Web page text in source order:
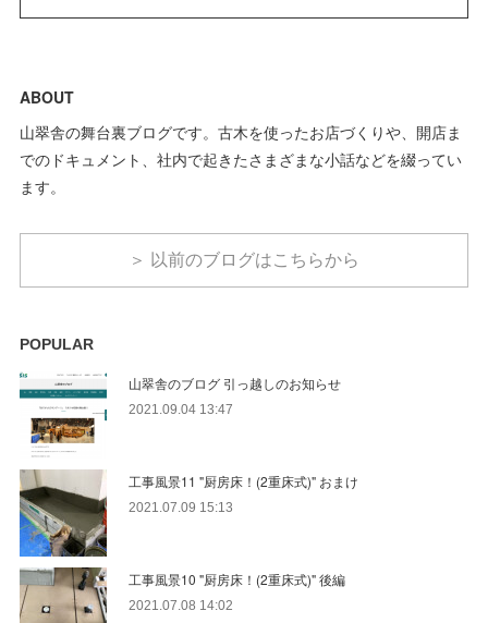
ABOUT
山翠舎の舞台裏ブログです。古木を使ったお店づくりや、開店ま
でのドキュメント、社内で起きたさまざまな小話などを綴ってい
ます。
＞ 以前のブログはこちらから
POPULAR
山翠舎のブログ 引っ越しのお知らせ
2021.09.04 13:47
工事風景11 "厨房床！(2重床式)" おまけ
2021.07.09 15:13
工事風景10 "厨房床！(2重床式)" 後編
2021.07.08 14:02